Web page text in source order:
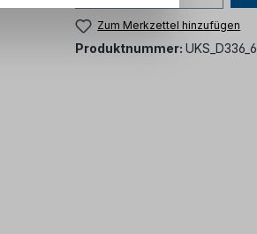
Zum Merkzettel hinzufügen
Produktnummer: UKS_D336_6